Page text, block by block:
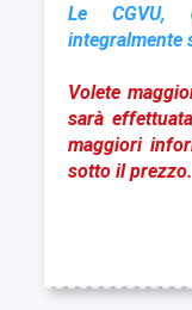
LeCGVU,
integralmente
Volete
sarà
maggiori
sotto il prezzo.